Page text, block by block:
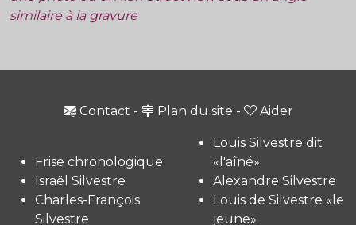
similaire à la gravure
Contact - Plan du site - Aider
Frise chronologique
Israël Silvestre
Charles-François
Silvestre
Louis Silvestre dit
«l'aîné»
Alexandre Silvestre
Louis de Silvestre «le
jeune»